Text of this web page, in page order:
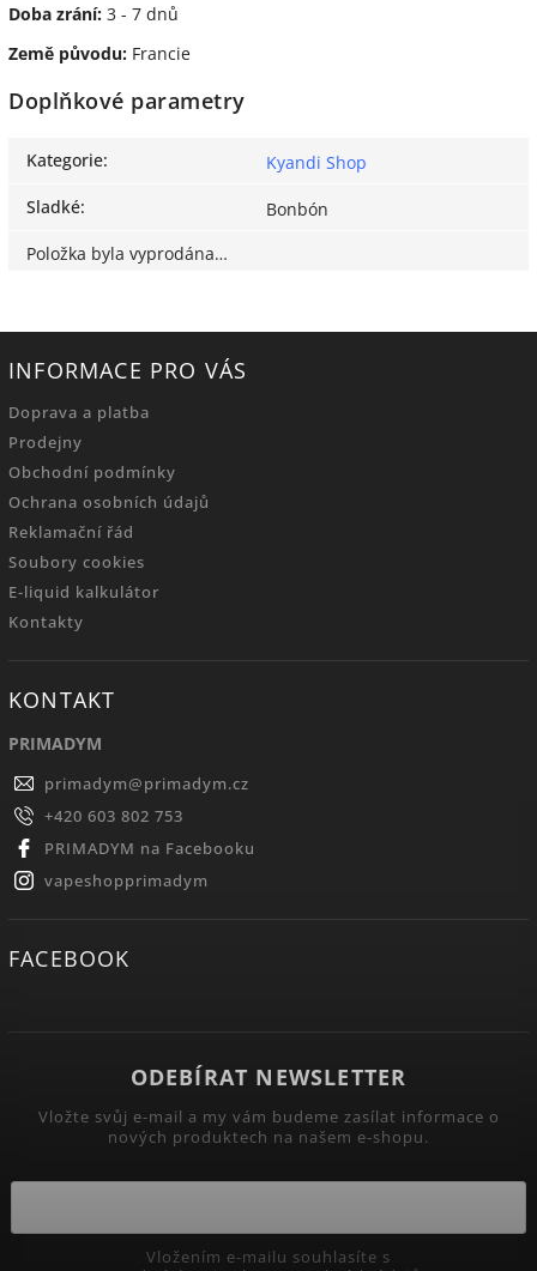
Doba zrání: 3 - 7 dnů
Země původu: Francie
Doplňkové parametry
Kategorie:
Kyandi Shop
Sladké:
Bonbón
Položka byla vyprodána…
INFORMACE PRO VÁS
Doprava a platba
Prodejny
Obchodní podmínky
Ochrana osobních údajů
Reklamační řád
Soubory cookies
E-liquid kalkulátor
Kontakty
KONTAKT
PRIMADYM
primadym@primadym.cz
+420 603 802 753
PRIMADYM na Facebooku
vapeshopprimadym
FACEBOOK
ODEBÍRAT NEWSLETTER
Vložte svůj e-mail a my vám budeme zasílat informace o
nových produktech na našem e-shopu.